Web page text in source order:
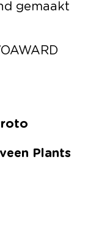
gemaakt
Plants